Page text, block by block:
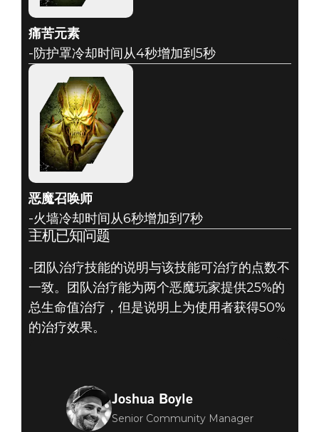
痛苦元素
-防护罩冷却时间从4秒增加到5秒
恶魔召唤师
-火墙冷却时间从6秒增加到7秒
主机已知问题
-团队治疗技能的说明与该技能可治疗的点数不
一致。团队治疗能为两个恶魔玩家提供25%的
总生命值治疗，但是说明上为使用者获得50%
的治疗效果。
Joshua Boyle
Senior Community Manager